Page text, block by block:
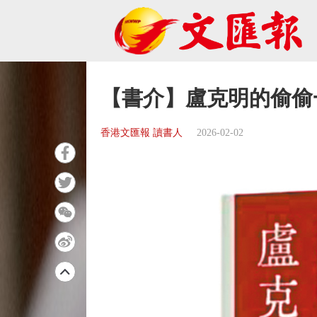
【書介】盧克明的偷
香港文匯報 讀書人 2026-02-02